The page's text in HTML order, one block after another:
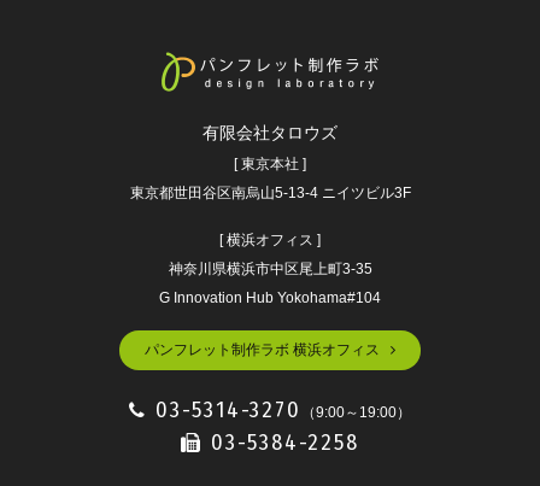
有限会社タロウズ
[ 東京本社 ]
東京都世田谷区南烏山5-13-4 ニイツビル3F
[ 横浜オフィス ]
神奈川県横浜市中区尾上町3-35
G Innovation Hub Yokohama#104
パンフレット制作ラボ 横浜オフィス
03-5314-3270 （9:00～19:00）
03-5384-2258